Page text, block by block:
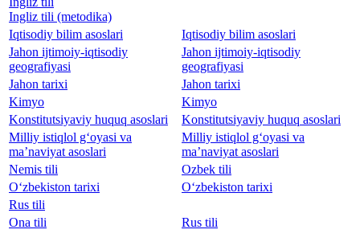
Ingliz tili (metodika)
Iqtisodiy bilim asoslari
Iqtisodiy bilim asoslari
Jahon ijtimoiy-iqtisodiy
geografiyasi
Jahon ijtimoiy-iqtisodiy
geografiyasi
Jahon tarixi
Jahon tarixi
Kimyo
Kimyo
Konstitutsiyaviy huquq asoslari
Konstitutsiyaviy huquq asoslari
Milliy istiqlol g‘oyasi va
ma’naviyat asoslari
Milliy istiqlol g‘oyasi va
ma’naviyat asoslari
Nemis tili
Ozbek tili
O‘zbekiston tarixi
O‘zbekiston tarixi
Rus tili
Ona tili
Rus tili